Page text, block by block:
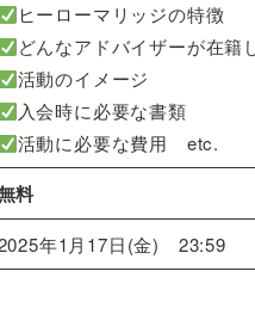
ヒーローマリッジの特徴
どんなアドバイザーが在籍
活動のイメージ
入会時に必要な書類
活動に必要な費用 etc.
料
年1月17日(金) 23:59